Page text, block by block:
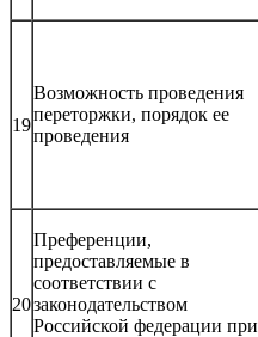
19
Возможность проведения
переторжки, порядок ее
проведения
20
Преференции,
предоставляемые в
соответствии с
законодательством
Российской федерации при